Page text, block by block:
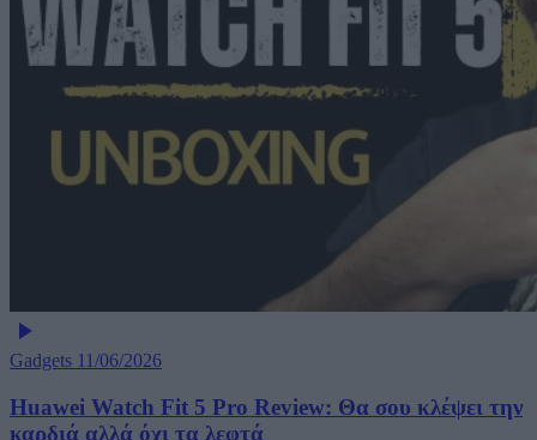
Gadgets 11/06/2026
Huawei Watch Fit 5 Pro Review: Θα σου κλέψει την
καρδιά αλλά όχι τα λεφτά